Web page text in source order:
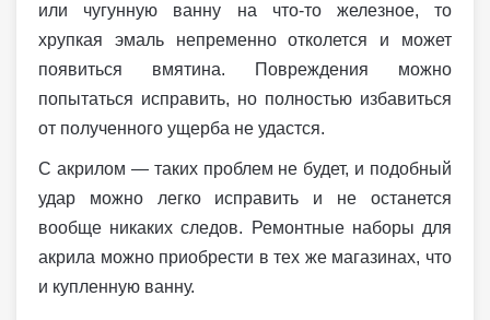
или чугунную ванну на что-то железное, то
хрупкая эмаль непременно отколется и может
появиться вмятина. Повреждения можно
попытаться исправить, но полностью избавиться
от полученного ущерба не удастся.
С акрилом — таких проблем не будет, и подобный
удар можно легко исправить и не останется
вообще никаких следов. Ремонтные наборы для
акрила можно приобрести в тех же магазинах, что
и купленную ванну.